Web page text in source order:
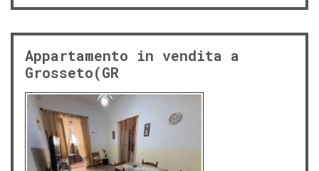
Appartamento in vendita a
Grosseto(GR